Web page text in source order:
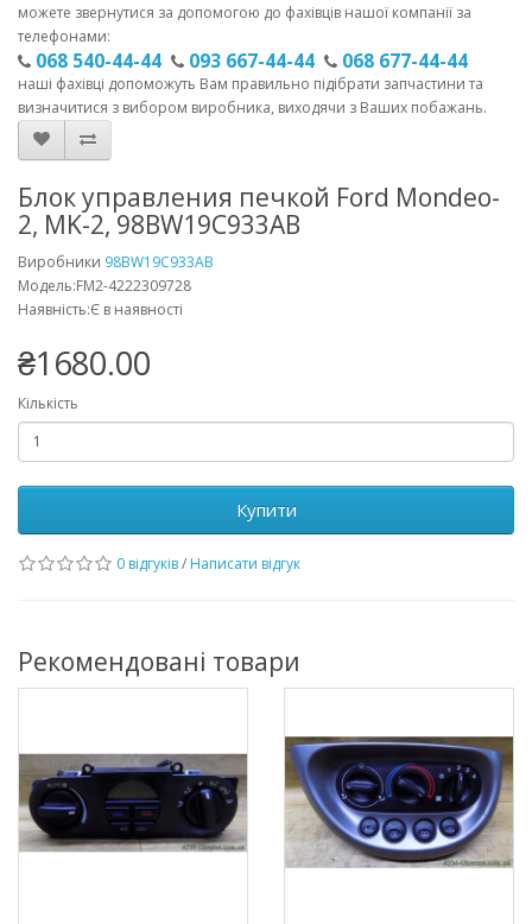
можете звернутися за допомогою до фахівців нашої компанії за
телефонами:
068 540-44-44 093 667-44-44 068 677-44-44
наші фахівці допоможуть Вам правильно підібрати запчастини та
визначитися з вибором виробника, виходячи з Ваших побажань.
Блок управления печкой Ford Mondeo-
2, MK-2, 98BW19С933AB
Виробники 98BW19С933AB
Модель:FM2-4222309728
Наявність:Є в наявності
₴1680.00
Кількість
Купити
0 відгуків/ Написати відгук
Рекомендовані товари